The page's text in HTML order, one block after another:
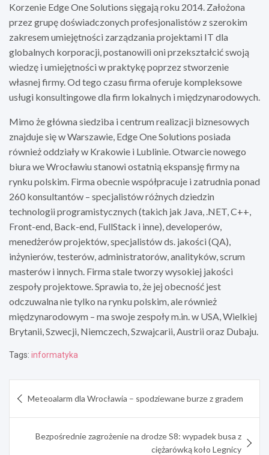
Korzenie Edge One Solutions sięgają roku 2014. Założona
przez grupę doświadczonych profesjonalistów z szerokim
zakresem umiejętności zarządzania projektami IT dla
globalnych korporacji, postanowili oni przekształcić swoją
wiedzę i umiejętności w praktykę poprzez stworzenie
własnej firmy. Od tego czasu firma oferuje kompleksowe
usługi konsultingowe dla firm lokalnych i międzynarodowych.
Mimo że główna siedziba i centrum realizacji biznesowych
znajduje się w Warszawie, Edge One Solutions posiada
również oddziały w Krakowie i Lublinie. Otwarcie nowego
biura we Wrocławiu stanowi ostatnią ekspansję firmy na
rynku polskim. Firma obecnie współpracuje i zatrudnia ponad
260 konsultantów – specjalistów różnych dziedzin
technologii programistycznych (takich jak Java, .NET, C++,
Front-end, Back-end, FullStack i inne), developerów,
menedżerów projektów, specjalistów ds. jakości (QA),
inżynierów, testerów, administratorów, analityków, scrum
masterów i innych. Firma stale tworzy wysokiej jakości
zespoły projektowe. Sprawia to, że jej obecność jest
odczuwalna nie tylko na rynku polskim, ale również
międzynarodowym – ma swoje zespoły m.in. w USA, Wielkiej
Brytanii, Szwecji, Niemczech, Szwajcarii, Austrii oraz Dubaju.
Tags: informatyka
wpisu
Meteoalarm dla Wrocławia – spodziewane burze z gradem
Bezpośrednie zagrożenie na drodze S8: wypadek busa z
ciężarówką koło Legnicy